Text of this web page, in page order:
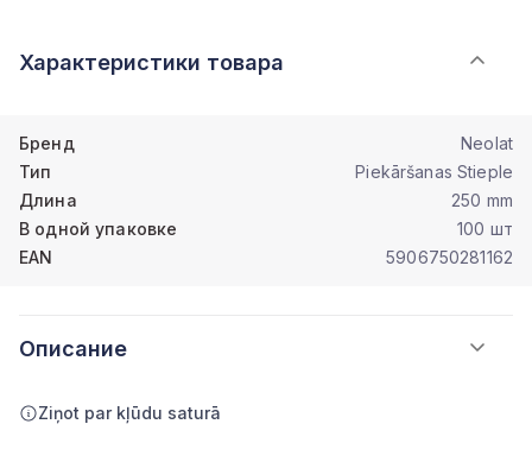
Характеристики товара
Бренд
Neolat
Тип
Piekāršanas Stieple
Длина
250 mm
В одной упаковке
100 шт
EAN
5906750281162
Описание
Ziņot par kļūdu saturā